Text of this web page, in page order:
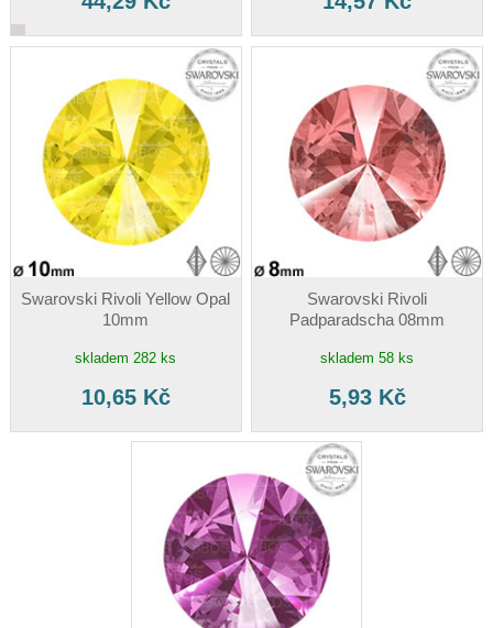
Swarovski Rivoli Yellow Opal
10mm
skladem 282 ks
10,65 Kč
Swarovski Rivoli
Padparadscha 08mm
skladem 58 ks
5,93 Kč